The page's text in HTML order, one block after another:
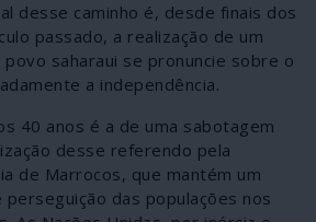
desse caminho é, desde finais dos
passado, a realização de um
saharaui se pronuncie sobre o
a independência.
40 anos é a de uma sabotagem
desse referendo pela
de Marrocos, que mantém um
das populações nos